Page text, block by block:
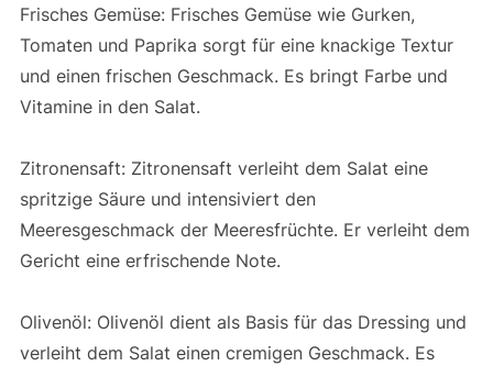
Frisches Gemüse: Frisches Gemüse wie Gurken,
Tomaten und Paprika sorgt für eine knackige Textur
und einen frischen Geschmack. Es bringt Farbe und
Vitamine in den Salat.
Zitronensaft: Zitronensaft verleiht dem Salat eine
spritzige Säure und intensiviert den
Meeresgeschmack der Meeresfrüchte. Er verleiht dem
Gericht eine erfrischende Note.
Olivenöl: Olivenöl dient als Basis für das Dressing und
verleiht dem Salat einen cremigen Geschmack. Es